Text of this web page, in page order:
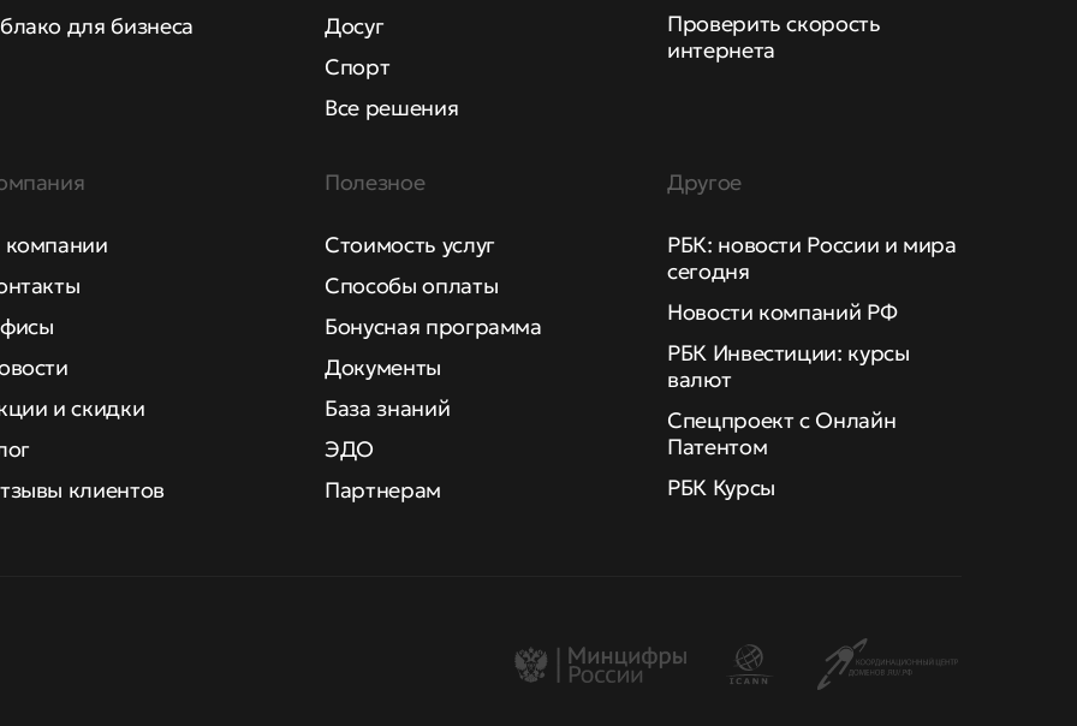
для бизнеса
Досуг
Спорт
Все решения
Проверить скорость
интернета
и скидки
клиентов
Полезное
Стоимость услуг
Способы оплаты
Бонусная программа
Документы
База знаний
ЭДО
Партнерам
Другое
РБК: новости России и мира
сегодня
Новости компаний РФ
РБК Инвестиции: курсы
валют
Спецпроект с Онлайн
Патентом
РБК Курсы